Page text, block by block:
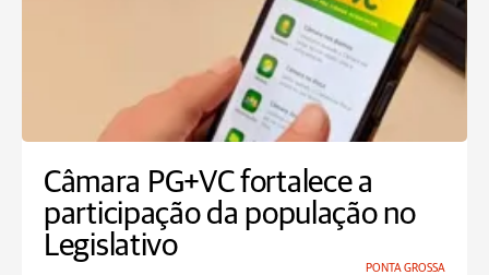
Câmara PG+VC fortalece a
participação da população no
Legislativo
PONTA GROSSA